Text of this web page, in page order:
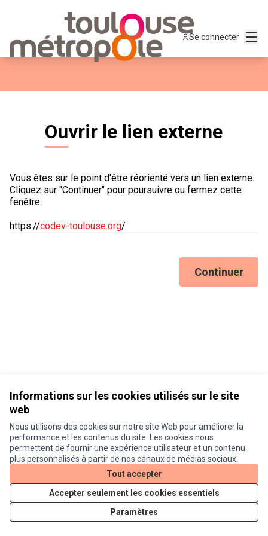
Informations sur les cookies utilisés sur le site
web
Nous utilisons des cookies sur notre site Web pour améliorer la
performance et les contenus du site. Les cookies nous
permettent de fournir une expérience utilisateur et un contenu
plus personnalisés à partir de nos canaux de médias sociaux.
Tout accepter
Accepter seulement les cookies essentiels
Paramètres
Se connecter
Ouvrir le lien externe
Vous êtes sur le point d'être réorienté vers un lien externe.
Cliquez sur "Continuer" pour poursuivre ou fermez cette
fenêtre.
https://codev-toulouse.org/
Continuer
Conditions d'utilisation
Paramètres des cookies
Je participe ! sur X
(Lien externe)
Je participe ! sur Facebook
Je participe ! sur Instagram
Site réalisé grâce aulogiciel libre Decidim .
Licence
(Lien